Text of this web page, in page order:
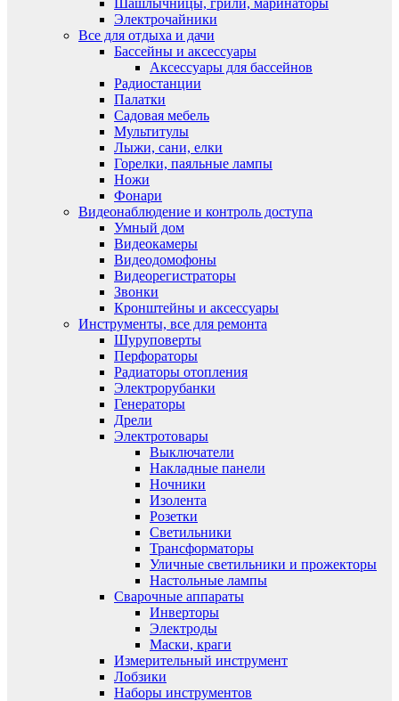
Шашлычницы, грили, маринаторы
Электрочайники
Все для отдыха и дачи
Бассейны и аксессуары
Аксессуары для бассейнов
Радиостанции
Палатки
Садовая мебель
Мультитулы
Лыжи, сани, елки
Горелки, паяльные лампы
Ножи
Фонари
Видеонаблюдение и контроль доступа
Умный дом
Видеокамеры
Видеодомофоны
Видеорегистраторы
Звонки
Кронштейны и аксессуары
Инструменты, все для ремонта
Шуруповерты
Перфораторы
Радиаторы отопления
Электрорубанки
Генераторы
Дрели
Электротовары
Выключатели
Накладные панели
Ночники
Изолента
Розетки
Светильники
Трансформаторы
Уличные светильники и прожекторы
Настольные лампы
Сварочные аппараты
Инверторы
Электроды
Маски, краги
Измерительный инструмент
Лобзики
Наборы инструментов